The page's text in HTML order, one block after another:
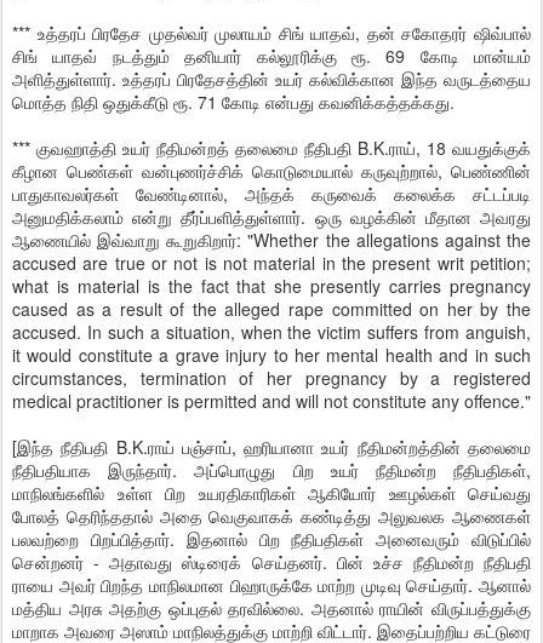
*** உத்தரப் பிரதேச முதல்வர் முலாயம் சிங் யாதவ், தன் சகோதரர் ஷிவ்பால்
சிங் யாதவ் நடத்தும் தனியார் கல்லூரிக்கு ரூ. 69 கோடி மான்யம்
அளித்துள்ளார். உத்தரப் பிரதேசத்தின் உயர் கல்விக்கான இந்த வருடத்தைய
மொத்த நிதி ஒதுக்கீடு ரூ. 71 கோடி என்பது கவனிக்கத்தக்கது.
*** குவஹாத்தி உயர் நீதிமன்றத் தலைமை நீதிபதி B.K.ராய், 18 வயதுக்குக்
கீழான பெண்கள் வன்புணர்ச்சிக் கொடுமையால் கருவுற்றால், பெண்ணின்
பாதுகாவலர்கள் வேண்டினால், அந்தக் கருவைக் கலைக்க சட்டப்படி
அனுமதிக்கலாம் என்று தீர்ப்பளித்துள்ளார். ஒரு வழக்கின் மீதான அவரது
ஆணையில் இவ்வாறு கூறுகிறார்: "Whether the allegations against the
accused are true or not is not material in the present writ petition;
what is material is the fact that she presently carries pregnancy
caused as a result of the alleged rape committed on her by the
accused. In such a situation, when the victim suffers from anguish,
it would constitute a grave injury to her mental health and in such
circumstances, termination of her pregnancy by a registered
medical practitioner is permitted and will not constitute any offence."
[இந்த நீதிபதி B.K.ராய் பஞ்சாப், ஹரியானா உயர் நீதிமன்றத்தின் தலைமை
நீதிபதியாக இருந்தார். அப்பொழுது பிற உயர் நீதிமன்ற நீதிபதிகள்,
மாநிலங்களில் உள்ள பிற உயரதிகாரிகள் ஆகியோர் ஊழல்கள் செய்வது
போலத் தெரிந்ததால் அதை வெகுவாகக் கண்டித்து அலுவலக ஆணைகள்
பலவற்றை பிறப்பித்தார். இதனால் பிற நீதிபதிகள் அனைவரும் விடுப்பில்
சென்றனர் - அதாவது ஸ்டிரைக் செய்தனர். பின் உச்ச நீதிமன்ற நீதிபதி
ராயை அவர் பிறந்த மாநிலமான பிஹாருக்கே மாற்ற முடிவு செய்தார். ஆனால்
மத்திய அரசு அதற்கு ஒப்புதல் தரவில்லை. அதனால் ராயின் விருப்பத்துக்கு
மாறாக அவரை அஸாம் மாநிலத்துக்கு மாற்றி விட்டார். இதைப்பற்றிய கட்டுரை